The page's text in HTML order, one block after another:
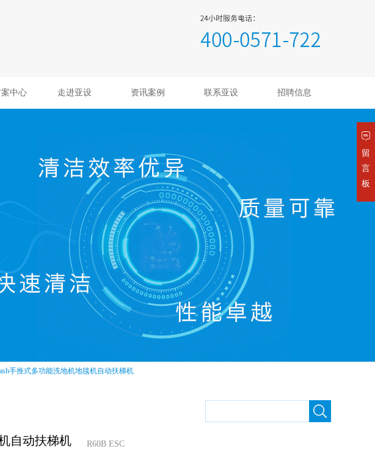
中心 走进亚设 资讯案例 联系亚设 招聘信息
手推式多功能洗地机地毯机自动扶梯机
自动扶梯机 R60B ESC
留
言
板